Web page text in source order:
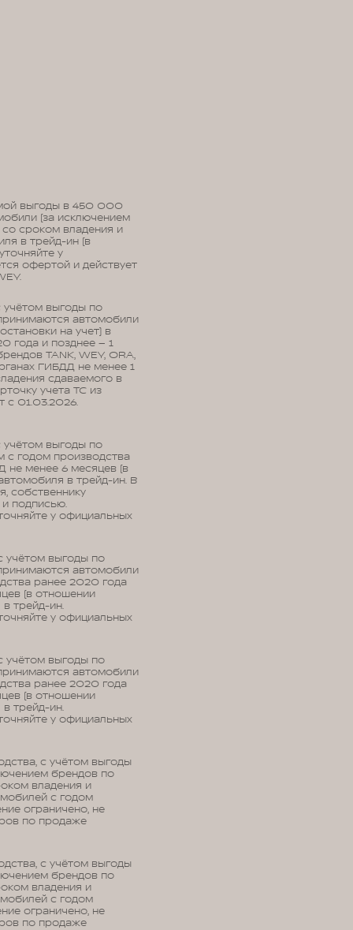
выгоды в 450 000
(за исключением
сроком владения и
в трейд-ин (в
у
офертой и действует
учётом выгоды по
автомобили
на учет) в
года и позднее – 1
TANK, WEY, ORA,
ГИБДД не менее 1
сдаваемого в
учета ТС из
с 01.03.2026.
учётом выгоды по
годом производства
не менее 6 месяцев (в
в трейд-ин. В
собственнику
подписью.
у официальных
учётом выгоды по
автомобили
ранее 2020 года
(в отношении
трейд-ин.
у официальных
учётом выгоды по
автомобили
ранее 2020 года
(в отношении
трейд-ин.
у официальных
с учётом выгоды
брендов по
владения и
с годом
ограничено, не
по продаже
с учётом выгоды
брендов по
владения и
с годом
ограничено, не
по продаже